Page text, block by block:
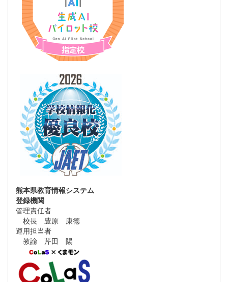
熊本県教育情報システム
登録機関
管理責任者
校長 豊原 康徳
運用担当者
教諭 芹田 陽